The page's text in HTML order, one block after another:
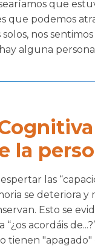
que
que podemos
nos
alguna persona
la
las
se deteriora y
Esto se
acordáis
tienen "apagado"